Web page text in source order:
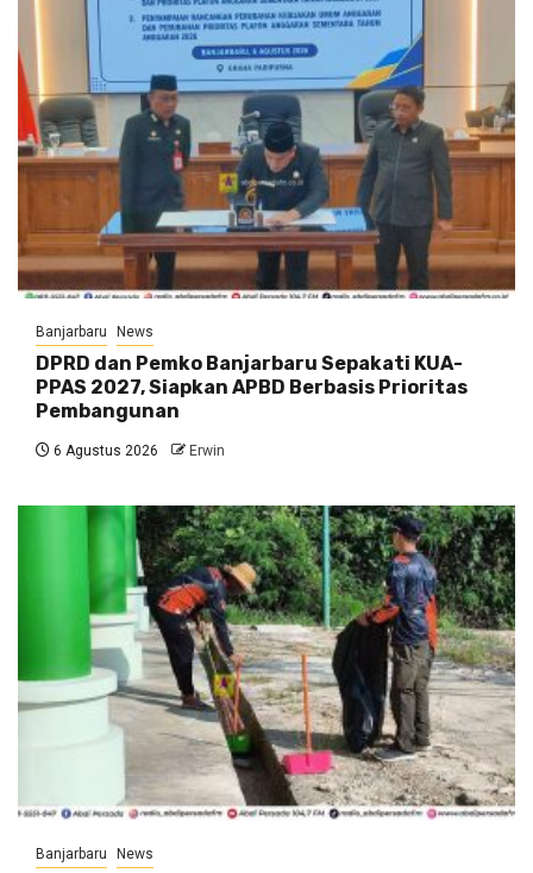
Banjarbaru News
DPRD dan Pemko Banjarbaru Sepakati KUA-
PPAS 2027, Siapkan APBD Berbasis Prioritas
Pembangunan
6 Agustus 2026 Erwin
Banjarbaru News